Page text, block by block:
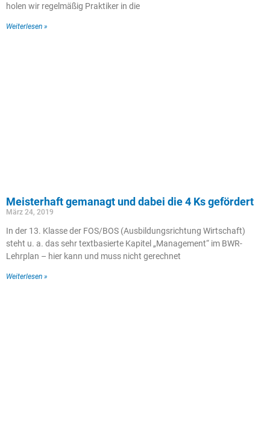
holen wir regelmäßig Praktiker in die
Weiterlesen »
Meisterhaft gemanagt und dabei die 4 Ks gefördert
März 24, 2019
In der 13. Klasse der FOS/BOS (Ausbildungsrichtung Wirtschaft)
steht u. a. das sehr textbasierte Kapitel „Management“ im BWR-
Lehrplan – hier kann und muss nicht gerechnet
Weiterlesen »